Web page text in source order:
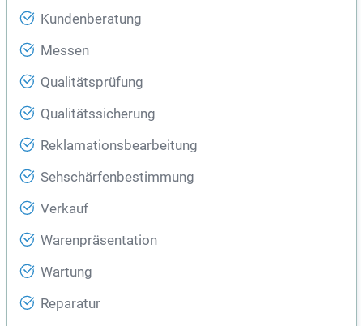
Kundenberatung
Messen
Qualitätsprüfung
Qualitätssicherung
Reklamationsbearbeitung
Sehschärfenbestimmung
Verkauf
Warenpräsentation
Wartung
Reparatur